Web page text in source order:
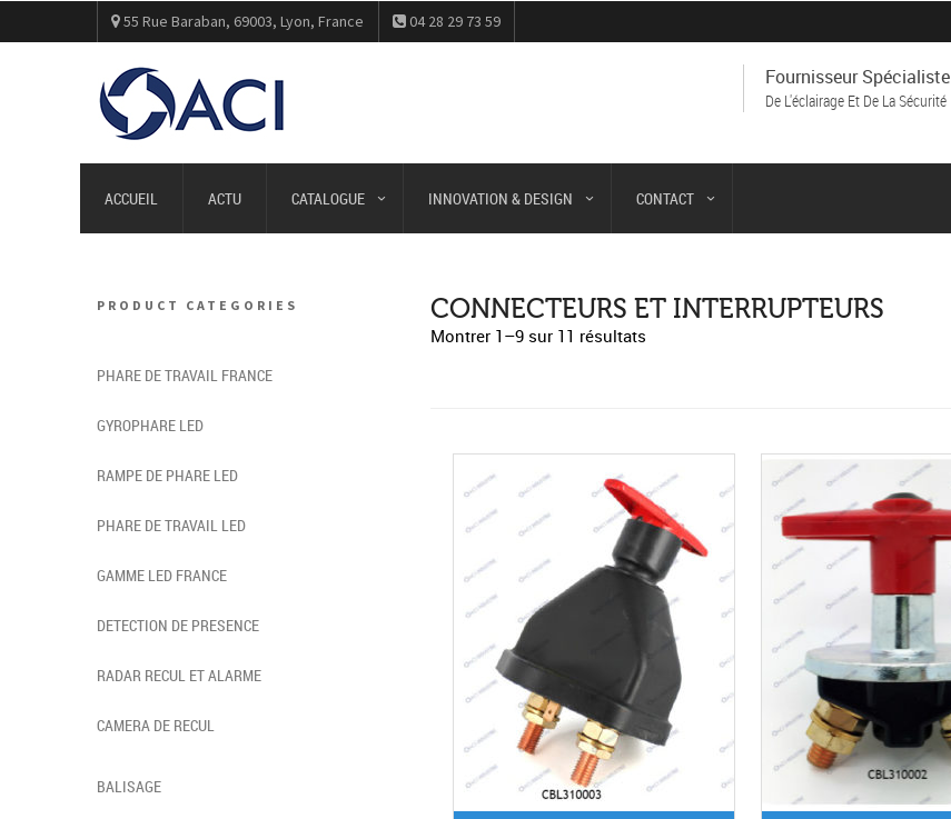
55 Rue Baraban, 69003, Lyon, France 04 28 29 73 59
Fournisseur Spécialiste
De L'éclairage Et De La Sécurité
ACCUEIL ACTU CATALOGUE INNOVATION & DESIGN CONTACT
CONNECTEURS ET INTERRUPTEURS
Montrer 1–9 sur 11 résultats
PRODUCT CATEGORIES
PHARE DE TRAVAIL FRANCE
GYROPHARE LED
RAMPE DE PHARE LED
PHARE DE TRAVAIL LED
GAMME LED FRANCE
DETECTION DE PRESENCE
RADAR RECUL ET ALARME
CAMERA DE RECUL
BALISAGE